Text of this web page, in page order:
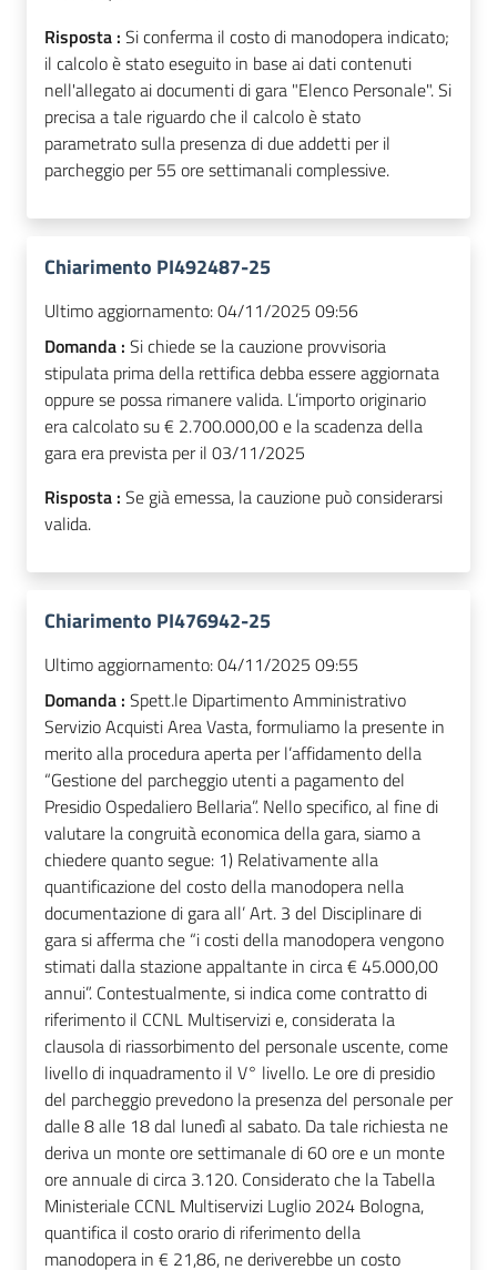
Risposta : Si conferma il costo di manodopera indicato;
il calcolo è stato eseguito in base ai dati contenuti
nell'allegato ai documenti di gara "Elenco Personale". Si
precisa a tale riguardo che il calcolo è stato
parametrato sulla presenza di due addetti per il
parcheggio per 55 ore settimanali complessive.
Chiarimento PI492487-25
Ultimo aggiornamento:04/11/2025 09:56
Domanda : Si chiede se la cauzione provvisoria
stipulata prima della rettifica debba essere aggiornata
oppure se possa rimanere valida. L’importo originario
era calcolato su € 2.700.000,00 e la scadenza della
gara era prevista per il 03/11/2025
Risposta : Se già emessa, la cauzione può considerarsi
valida.
Chiarimento PI476942-25
Ultimo aggiornamento:04/11/2025 09:55
Domanda : Spett.le Dipartimento Amministrativo
Servizio Acquisti Area Vasta, formuliamo la presente in
merito alla procedura aperta per l’affidamento della
“Gestione del parcheggio utenti a pagamento del
Presidio Ospedaliero Bellaria”. Nello specifico, al fine di
valutare la congruità economica della gara, siamo a
chiedere quanto segue: 1) Relativamente alla
quantificazione del costo della manodopera nella
documentazione di gara all’ Art. 3 del Disciplinare di
gara si afferma che “i costi della manodopera vengono
stimati dalla stazione appaltante in circa € 45.000,00
annui”. Contestualmente, si indica come contratto di
riferimento il CCNL Multiservizi e, considerata la
clausola di riassorbimento del personale uscente, come
livello di inquadramento il V° livello. Le ore di presidio
del parcheggio prevedono la presenza del personale per
dalle 8 alle 18 dal lunedì al sabato. Da tale richiesta ne
deriva un monte ore settimanale di 60 ore e un monte
ore annuale di circa 3.120. Considerato che la Tabella
Ministeriale CCNL Multiservizi Luglio 2024 Bologna,
quantifica il costo orario di riferimento della
manodopera in € 21,86, ne deriverebbe un costo